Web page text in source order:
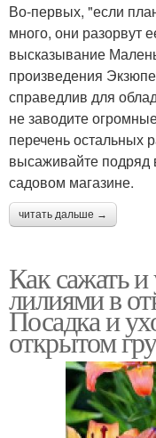
Во-первых, "если
много, они разорвут
высказывание
произведения
справедлив для
не заводите
перечень остальных
высаживайте подряд
садовом магазине.
читать дальше →
Как сажать и
лилиями в
Посадка и
открытом